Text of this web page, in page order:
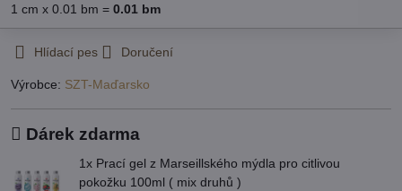
1 cm x 0.01 bm = 0.01 bm
Hlídací pes Doručení
Výrobce: SZT-Maďarsko
Dárek zdarma
1x Prací gel z Marseillského mýdla pro citlivou
pokožku 100ml ( mix druhů )